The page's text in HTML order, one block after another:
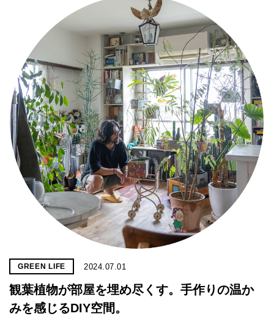
GREEN LIFE 2024.07.01
観葉植物が部屋を埋め尽くす。手作りの温か
みを感じるDIY空間。